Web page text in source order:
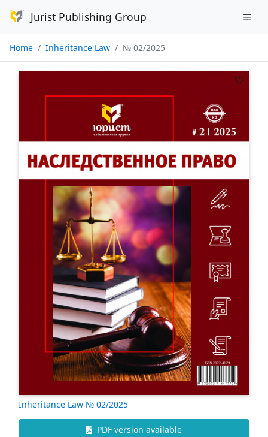
Jurist Publishing Group
Home Inheritance Law № 02/2025
Inheritance Law № 02/2025
PDF version available